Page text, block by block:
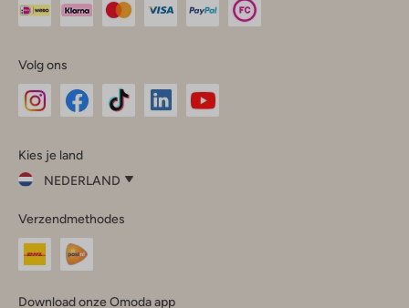
Volg ons
InstagramFacebook
Kies je land
NEDERLAND
je
land
Nederland
Verzendmethodes
Download onze Omoda app